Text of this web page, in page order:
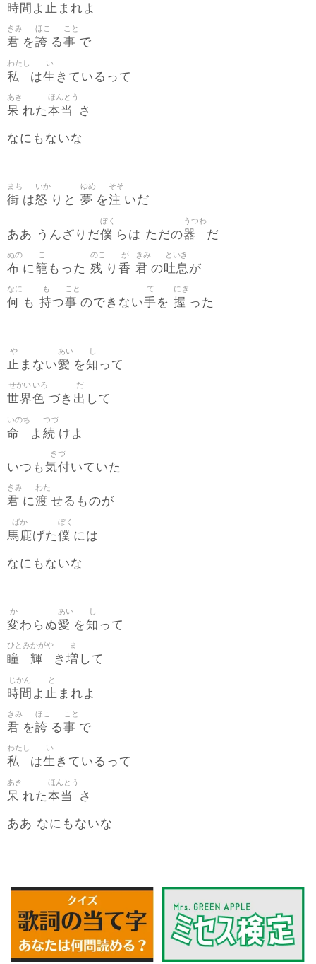
時間 よ 止 まれよ
君
きみ
を誇
ほこ
る事
こと
で
私
わたし
は生
い
きているって
呆
あき
れた本当
ほんとう
さ
なにもないな
街
まち
は怒
いか
りと 夢
ゆめ
を注
そそ
いだ
ああ うんざりだ僕
ぼく
らは ただの器
うつわ
だ
布
ぬの
に籠
こ
もった 残
のこ
り 香
が
君
きみ
の吐息
といき
が
何
なに
も 持
も
つ事
こと
のできない手
て
を 握
にぎ
った
止
や
まない愛
あい
を知
し
って
世界
せかい
色
いろ
づき 出
だ
して
命
いのち
よ 続
つづ
けよ
いつも気付
きづ
いていた
君
きみ
に渡
わた
せるものが
馬鹿
ばか
げた僕
ぼく
には
なにもないな
変
か
わらぬ愛
あい
を知
し
って
瞳
ひとみ
輝
かがや
き 増
ま
して
時間
じかん
よ 止
と
まれよ
君
きみ
を誇
ほこ
る事
こと
で
私
わたし
は生
い
きているって
呆
あき
れた本当
ほんとう
さ
ああ なにもないな